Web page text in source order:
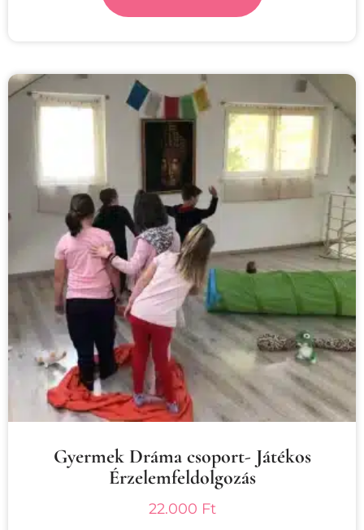
Gyermek Dráma csoport- Játékos
Érzelemfeldolgozás
22.000 Ft